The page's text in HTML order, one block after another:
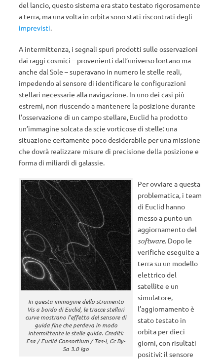
del lancio, questo sistema era stato testato rigorosamente
a terra, ma una volta in orbita sono stati riscontrati degli
imprevisti.
A intermittenza, i segnali spuri prodotti sulle osservazioni
dai raggi cosmici – provenienti dall’universo lontano ma
anche dal Sole – superavano in numero le stelle reali,
impedendo al sensore di identificare le configurazioni
stellari necessarie alla navigazione. In uno dei casi più
estremi, non riuscendo a mantenere la posizione durante
l’osservazione di un campo stellare, Euclid ha prodotto
un’immagine solcata da scie vorticose di stelle: una
situazione certamente poco desiderabile per una missione
che dovrà realizzare misure di precisione della posizione e
forma di miliardi di galassie.
In questa immagine dello strumento
Vis a bordo di Euclid, le tracce stellari
curve mostrano l’effetto del sensore di
guida fine che perdeva in modo
intermittente le stelle guida. Crediti:
Esa / Euclid Consortium / Tas-I, Cc By-
Sa 3.0 Igo
Per ovviare a questa
problematica, i team
di Euclid hanno
messo a punto un
aggiornamento del
software. Dopo le
verifiche eseguite a
terra su un modello
elettrico del
satellite e un
simulatore,
l’aggiornamento è
stato testato in
orbita per dieci
giorni, con risultati
positivi: il sensore